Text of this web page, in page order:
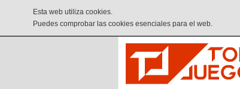
Esta web utiliza cookies.
Puedes comprobar las cookies esenciales para el web.